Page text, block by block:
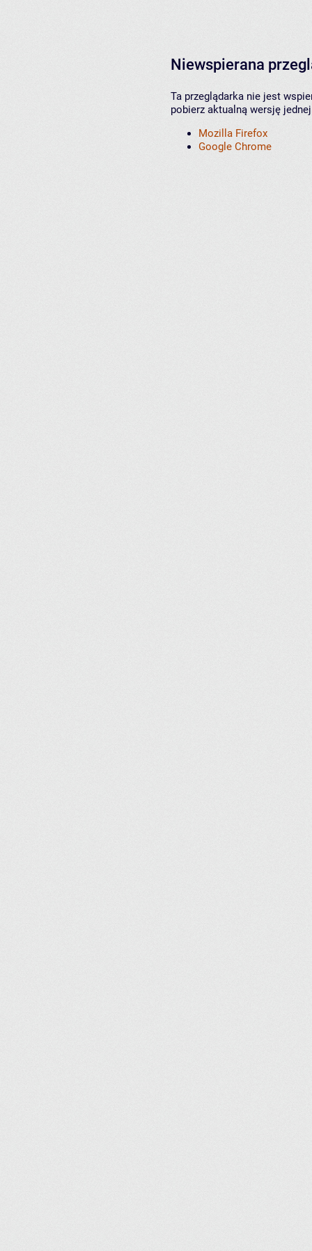
Niewspierana
Ta przeglądarka nie jest
pobierz aktualną wersję
Mozilla Firefox
Google Chrome